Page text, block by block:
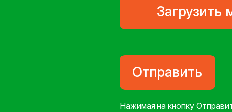
Загрузить
Отправить
Нажимая на кнопку